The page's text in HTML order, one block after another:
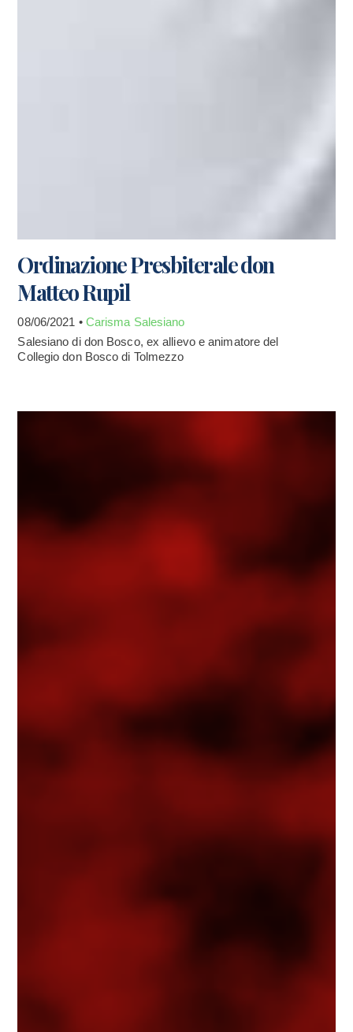
Ordinazione Presbiterale don
Matteo Rupil
08/06/2021 • Carisma Salesiano
Salesiano di don Bosco, ex allievo e animatore del
Collegio don Bosco di Tolmezzo